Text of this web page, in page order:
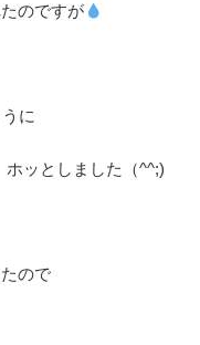
のですが
に
ッとしました（^^;)
ので